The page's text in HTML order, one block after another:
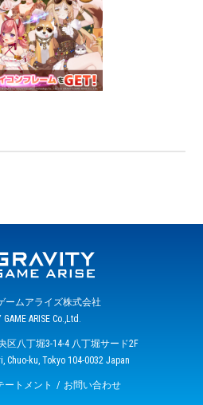
ームアライズ株式会社
GAME ARISE Co.,Ltd.
区八丁堀3-14-4 八丁堀サード2F
Chuo-ku, Tokyo 104-0032 Japan
ートメント お問い合わせ